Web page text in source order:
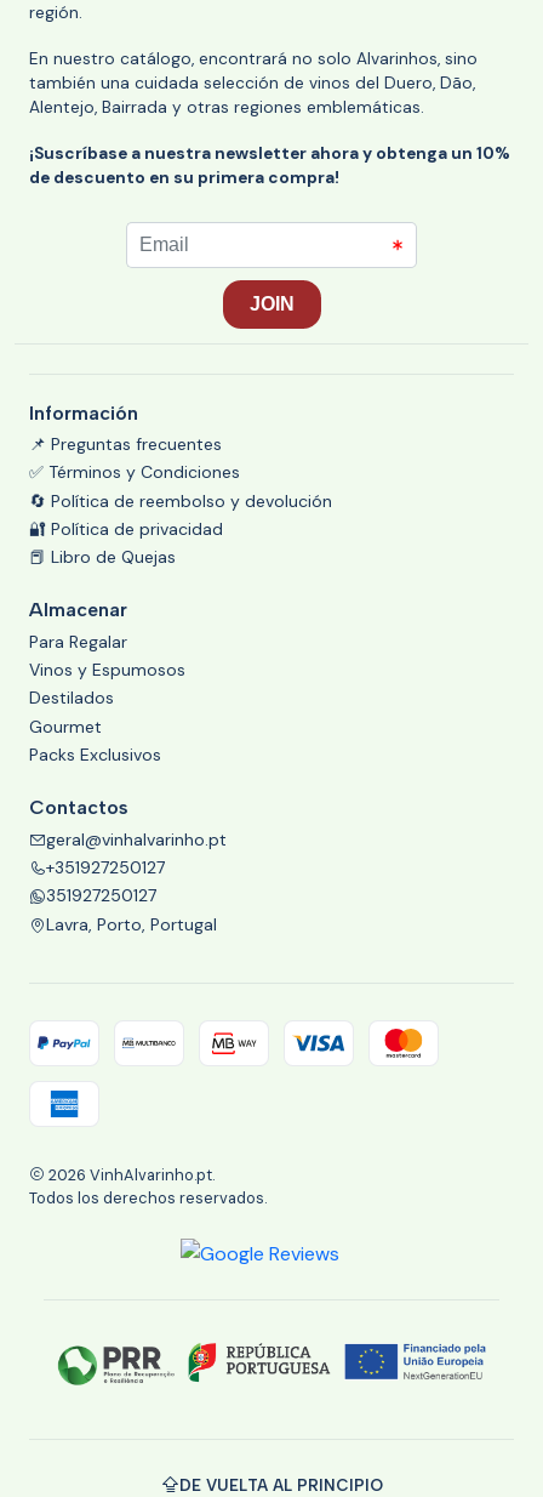
región.
En nuestro catálogo, encontrará no solo Alvarinhos, sino
también una cuidada selección de vinos del Duero, Dão,
Alentejo, Bairrada y otras regiones emblemáticas.
¡Suscríbase a nuestra newsletter ahora y obtenga un 10%
de descuento en su primera compra!
Información
📌 Preguntas frecuentes
✅ Términos y Condiciones
🔄 Política de reembolso y devolución
🔐 Política de privacidad
📕 Libro de Quejas
Almacenar
Para Regalar
Vinos y Espumosos
Destilados
Gourmet
Packs Exclusivos
Contactos
geral@vinhalvarinho.pt
+351927250127
351927250127
Lavra, Porto, Portugal
2026 VinhAlvarinho.pt.
Todos los derechos reservados.
DE VUELTA AL PRINCIPIO